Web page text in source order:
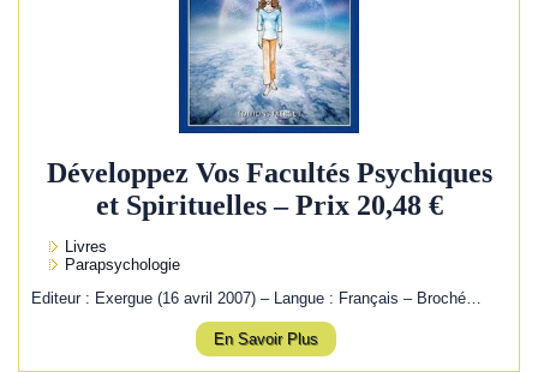
Développez Vos Facultés Psychiques
et Spirituelles – Prix 20,48 €
Livres
Parapsychologie
Editeur : Exergue (16 avril 2007) – Langue : Français – Broché…
En Savoir Plus